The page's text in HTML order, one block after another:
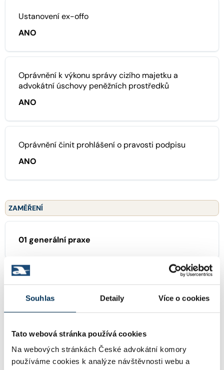
Souhlas Detaily Více o cookies
Tato webová stránka používá cookies
Na webových stránkách České advokátní komory
používáme cookies k analýze návštěvnosti webu a
Ustanovení ex-offo
ANO
Oprávnění k výkonu správy cizího majetku a
advokátní úschovy peněžních prostředků
ANO
Oprávnění činit prohlášení o pravosti podpisu
ANO
ZAMĚŘENÍ
01 generální praxe
TRVALE SPOLUPRACUJE S FIRMOU
KONTAKT